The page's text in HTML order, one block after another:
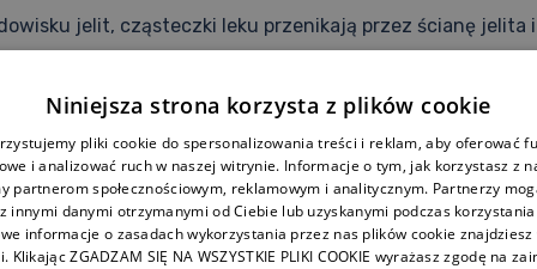
jelit, cząsteczki leku przenikają przez ścianę jelita
trafia po wchłonięciu?
już we krwi, zaczyna się jego wielka podróż po całym
różnych tkanek i narządów. Dystrybucja to proces
Niniejsza strona korzysta z plików cookie
pliki cookie do spersonalizowania treści i reklam, aby oferować
i analizować ruch w naszej witrynie. Informacje o tym, jak korzystasz z
partnerom społecznościowym, reklamowym i analitycznym. Partnerzy
innymi danymi otrzymanymi od Ciebie lub uzyskanymi podczas korzystania
informacje o zasadach wykorzystania przez nas plików cookie znajdziesz
Klikając ZGADZAM SIĘ NA WSZYSTKIE PLIKI COOKIE wyrażasz zgodę na